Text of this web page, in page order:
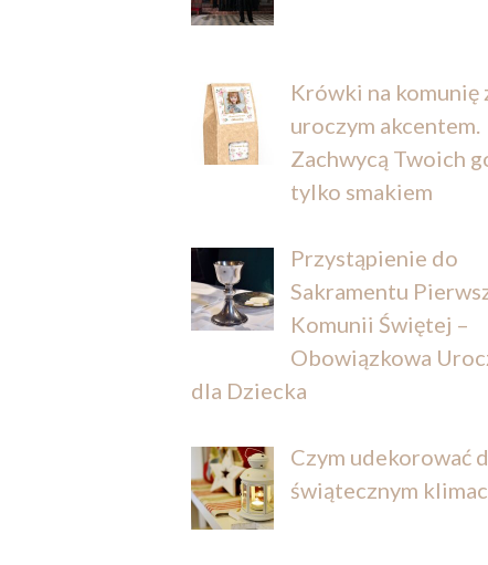
Krówki na komunię
uroczym akcentem.
Zachwycą Twoich
tylko smakiem
Przystąpienie do
Sakramentu
Komunii Świętej –
Obowiązkowa
dla Dziecka
Czym udekorować
świątecznym